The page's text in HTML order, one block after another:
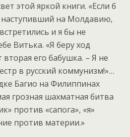
этой яркой книги. «Если б
наступивший на Молдавию,
и я бы не
Витька. «Я беру ход
его бабушка. – Я не
в русский коммунизм!»…
Багио на Филиппинах
грозная шахматная битва
против «сапога», «я»
против материи.»